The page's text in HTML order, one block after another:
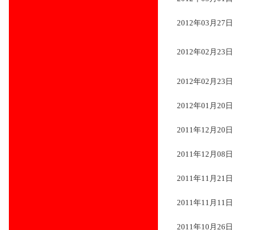
2012年03月27日
2012年02月23日
2012年02月23日
2012年01月20日
2011年12月20日
2011年12月08日
2011年11月21日
2011年11月11日
2011年10月26日